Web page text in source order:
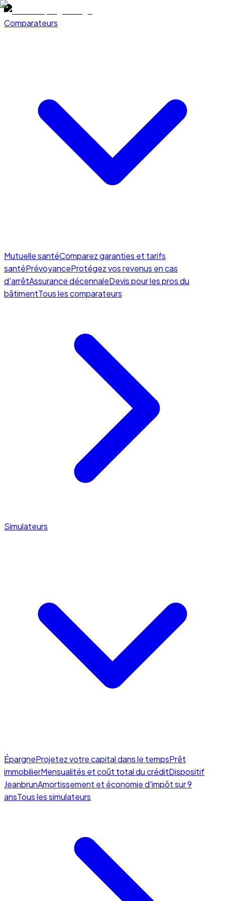
Comparateurs
Mutuelle santéComparez garanties et tarifs
santéPrévoyanceProtégez vos revenus en cas
d'arrêtAssurance décennaleDevis pour les pros du
bâtimentTous les comparateurs
Simulateurs
ÉpargneProjetez votre capital dans le tempsPrêt
immobilierMensualités et coût total du créditDispositif
JeanbrunAmortissement et économie d'impôt sur 9
ansTous les simulateurs